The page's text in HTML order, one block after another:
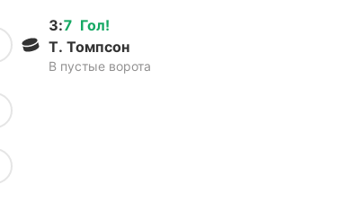
Гол!
3:7
Т. Томпсон
В пустые ворота